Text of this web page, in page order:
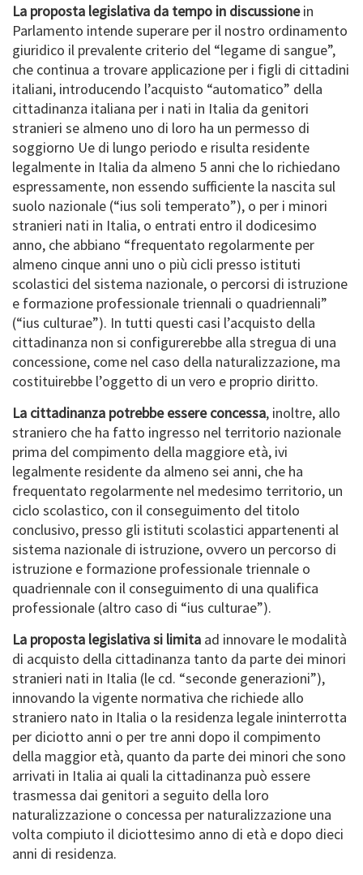
La proposta legislativa da tempo in discussionein
Parlamento intende superare per il nostro ordinamento
giuridico il prevalente criterio del “legame di sangue”,
che continua a trovare applicazione per i figli di cittadini
italiani, introducendo l’acquisto “automatico” della
cittadinanza italiana per i nati in Italia da genitori
stranieri se almeno uno di loro ha un permesso di
soggiorno Ue di lungo periodo e risulta residente
legalmente in Italia da almeno 5 anni che lo richiedano
espressamente, non essendo sufficiente la nascita sul
suolo nazionale (“ius soli temperato”), o per i minori
stranieri nati in Italia, o entrati entro il dodicesimo
anno, che abbiano “frequentato regolarmente per
almeno cinque anni uno o più cicli presso istituti
scolastici del sistema nazionale, o percorsi di istruzione
e formazione professionale triennali o quadriennali”
(“ius culturae”). In tutti questi casi l’acquisto della
cittadinanza non si configurerebbe alla stregua di una
concessione, come nel caso della naturalizzazione, ma
costituirebbe l’oggetto di un vero e proprio diritto.
La cittadinanza potrebbe essere concessa, inoltre, allo
straniero che ha fatto ingresso nel territorio nazionale
prima del compimento della maggiore età, ivi
legalmente residente da almeno sei anni, che ha
frequentato regolarmente nel medesimo territorio, un
ciclo scolastico, con il conseguimento del titolo
conclusivo, presso gli istituti scolastici appartenenti al
sistema nazionale di istruzione, ovvero un percorso di
istruzione e formazione professionale triennale o
quadriennale con il conseguimento di una qualifica
professionale (altro caso di “ius culturae”).
La proposta legislativa si limita ad innovare le modalità
di acquisto della cittadinanza tanto da parte dei minori
stranieri nati in Italia (le cd. “seconde generazioni”),
innovando la vigente normativa che richiede allo
straniero nato in Italia o la residenza legale ininterrotta
per diciotto anni o per tre anni dopo il compimento
della maggior età, quanto da parte dei minori che sono
arrivati in Italia ai quali la cittadinanza può essere
trasmessa dai genitori a seguito della loro
naturalizzazione o concessa per naturalizzazione una
volta compiuto il diciottesimo anno di età e dopo dieci
anni di residenza.